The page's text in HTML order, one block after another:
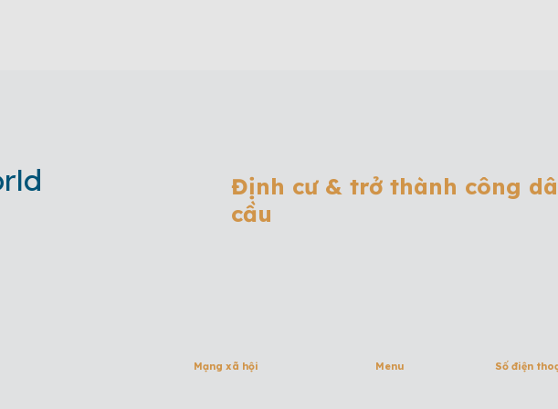
Định cư & trở thành công
cầu
Mạng xã hội Menu Số điện